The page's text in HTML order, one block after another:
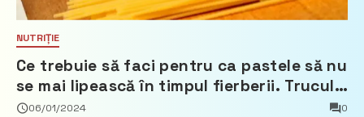
NUTRIȚIE
Ce trebuie să faci pentru ca pastele să nu
se mai lipească în timpul fierberii. Trucul
pe care nu multe gospodine îl cunosc
06/01/2024 0